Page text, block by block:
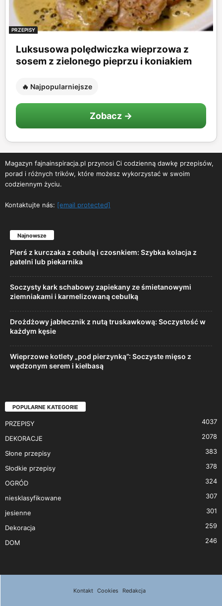
PRZEPISY
Luksusowa polędwiczka wieprzowa z
sosem z zielonego pieprzu i koniakiem
🔥 Najpopularniejsze
Zobacz →
Magazyn fajnainspiracja.pl przynosi Ci codzienną dawkę przepisów,
porad i różnych trików, które możesz wykorzystać w swoim
codziennym życiu.
Kontaktujte nás: [email protected]
Najnowsze
Pierś z kurczaka z cebulą i czosnkiem: Szybka kolacja z
patelni lub piekarnika
Soczysty kark schabowy zapiekany ze śmietanowymi
ziemniakami i karmelizowaną cebulką
Drożdżowy jabłecznik z nutą truskawkową: Soczystość w
każdym kęsie
Wieprzowe kotlety „pod pierzynką”: Soczyste mięso z
wędzonym serem i kiełbasą
POPULARNE KATEGORIE
PRZEPISY 4037
DEKORACJE 2078
Słone przepisy 383
Słodkie przepisy 378
OGRÓD 324
niesklasyfikowane 307
jesienne 301
Dekoracja 259
DOM 246
Kontakt Cookies Redakcja